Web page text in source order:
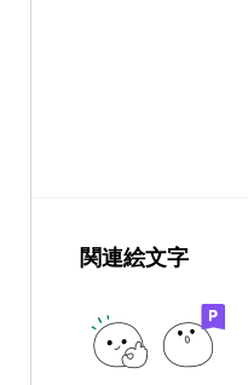
関連絵文字